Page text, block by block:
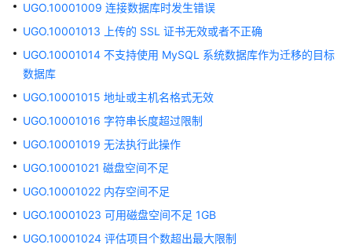
用
户
南
数
评
估
象
UGO.10001009 连接数据库时发生错误
UGO.10001013 上传的 SSL 证书无效或者不正确
UGO.10001014 不支持使用 MySQL 系统数据库作为迁移的目标
数据库
UGO.10001015 地址或主机名格式无效
UGO.10001016 字符串长度超过限制
UGO.10001019 无法执行此操作
UGO.10001021 磁盘空间不足
UGO.10001022 内存空间不足
UGO.10001023 可用磁盘空间不足 1GB
UGO.10001024 评估项目个数超出最大限制